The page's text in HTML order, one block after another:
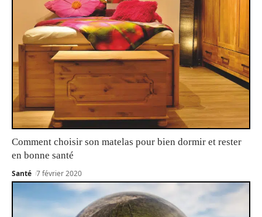
Comment choisir son matelas pour bien dormir et rester
en bonne santé
Santé 7 février 2020